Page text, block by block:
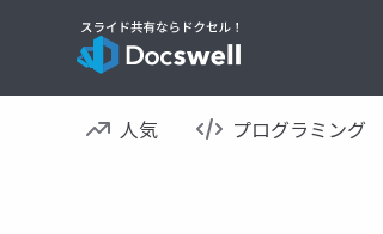
人気 プログラミング